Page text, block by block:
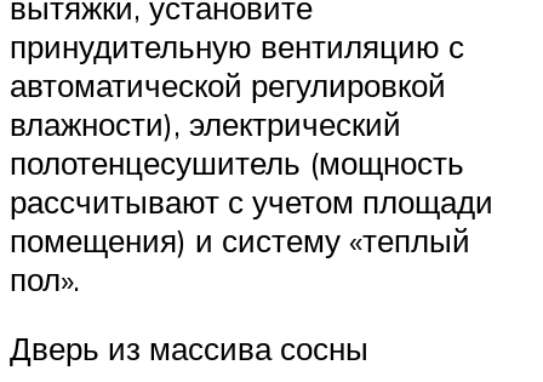
принудительную вентиляцию с
автоматической регулировкой
влажности), электрический
полотенцесушитель (мощность
рассчитывают с учетом площади
помещения) и систему «теплый
пол».
Дверь из массива сосны